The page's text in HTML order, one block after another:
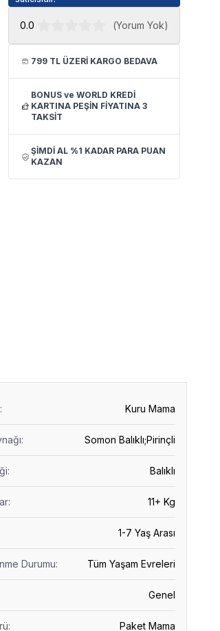
ND
Selection
ve Büyük Irk
Yetişkin Köpek
Maması 2Kg
1,066.62 TL
1,258.61 TL
0.0 (Yorum Yok)
799 TL ÜZERİ KARGO BEDAVA
BONUS ve WORLD KREDİ
KARTINA PEŞİN FİYATINA 3
TAKSİT
ŞİMDİ AL %1 KADAR PARA PUAN
KAZAN
: Kuru Mama
: Somon Balıklı;Pirinçli
: Balıklı
: 11+ Kg
1-7 Yaş Arası
Durumu: Tüm Yaşam Evreleri
Genel
: Paket Mama